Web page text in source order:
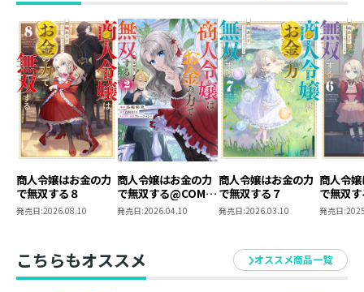
商人令嬢はお金の力
で無双する８
発売日:2026.08.10
商人令嬢はお金の力
で無双する@COMIC
第2巻
発売日:2026.04.10
商人令嬢はお金の力
で無双する７
発売日:2026.03.10
商人令
で無双
発売日:
こちらもオススメ オススメ商品一覧